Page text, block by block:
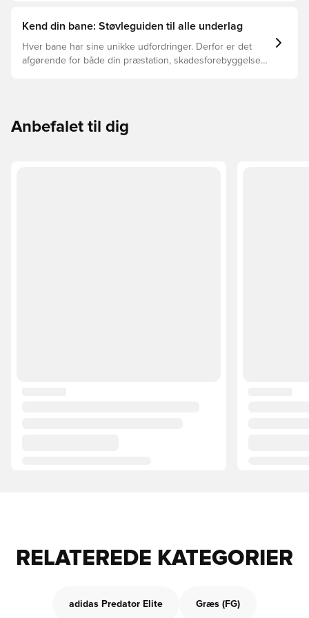
Kend din bane: Støvleguiden til alle underlag
Hver bane har sine unikke udfordringer. Derfor er det
afgørende for både din præstation, skadesforebyggelse
Anbefalet til dig
RELATEREDE KATEGORIER
adidas Predator Elite Græs (FG)